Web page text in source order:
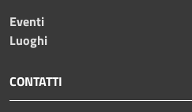
Eventi
Luoghi
CONTATTI